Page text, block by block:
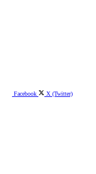
Facebook X (Twitter)